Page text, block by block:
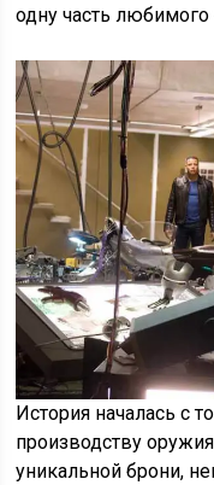
одну часть любимого
История началась с
производству
уникальной брони,